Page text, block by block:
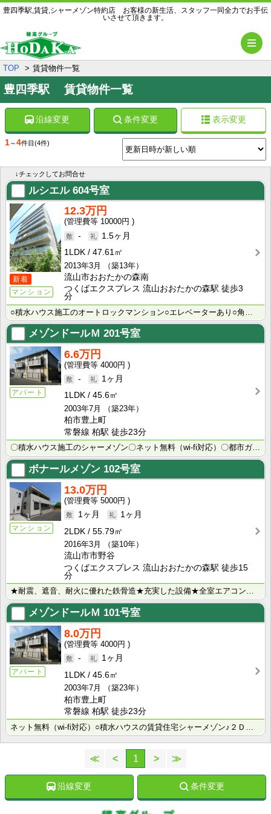
豊四季駅,賃貸,シャーメゾン特約店 お客様の新生活、スタッフ一同全力でお手伝
いさせて頂きます。
TOP 賃貸物件一覧
豊四季駅 賃貸物件一覧
沿線変更 条件変更 表示変更
1～4件目 (4件)
↓チェックしてお問合せ
ルシエル604号室
新着
マンション
12.3万円
10000円
-
1.5ヶ月
1LDK
47.61㎡
2013年3月
（築13年）
流山市おおたかの森南
つくばエクスプレス 流山おおたかの森駅 徒歩3
分
○積水ハウス施工のオートロックマンション○エレベーターあり○角部屋☆オール電化（エコキュート）採用で･･･
メゾンドールＭ 201号室
アパート
6.6万円
4000円
-
1ヶ月
1LDK
45.6㎡
2003年7月
（築23年）
柏市豊上町
常磐線 柏駅 徒歩23分
〇積水ハウス施工のシャーメゾン〇ネット無料（wi-fi対応）〇都市ガス仕様、追焚給湯で経済的。２階角･･･
ボナールメゾン 102号室
マンション
13.0万円
5000円
1ヶ月
1ヶ月
2LDK
55.79㎡
2016年3月
（築10年）
流山市市野谷
つくばエクスプレス 流山おおたかの森駅 徒歩15
分
★耐震、遮音、耐火に優れた鉄骨造★充実した設備★全室エアコン付きで持込み不要◆追焚き、温水洗浄暖房便･･･
メゾンドールＭ 101号室
アパート
8.0万円
4000円
-
1ヶ月
1LDK
45.6㎡
2003年7月
（築23年）
柏市豊上町
常磐線 柏駅 徒歩23分
≪ < 1 > ≫
沿線変更 条件変更